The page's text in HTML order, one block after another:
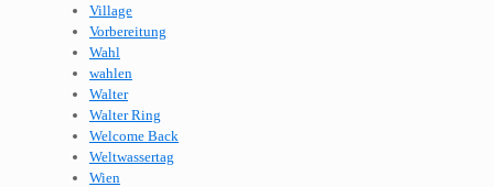
Village
Vorbereitung
Wahl
wahlen
Walter
Walter Ring
Welcome Back
Weltwassertag
Wien